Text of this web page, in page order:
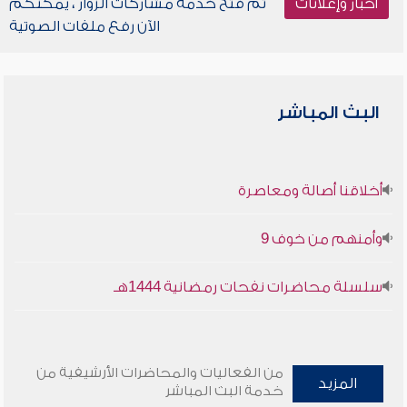
أخبار وإعلانات
تم فتح خدمة مشاركات الزوار ، يمكنكم
الآن رفع ملفات الصوتية
البث المباشر
أخلاقنا أصالة ومعاصرة
وأمنهم من خوف 9
سلسلة محاضرات نفحات رمضانية 1444هـ
المزيد
من الفعاليات والمحاضرات الأرشيفية من
خدمة البث المباشر